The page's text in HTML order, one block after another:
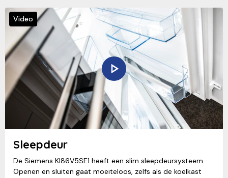
Video
Sleepdeur
De Siemens KI86V5SE1 heeft een slim sleepdeursysteem.
Openen en sluiten gaat moeiteloos, zelfs als de koelkast